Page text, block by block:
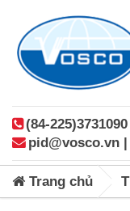
(84-
pid@vosco.vn |
Trang chủ